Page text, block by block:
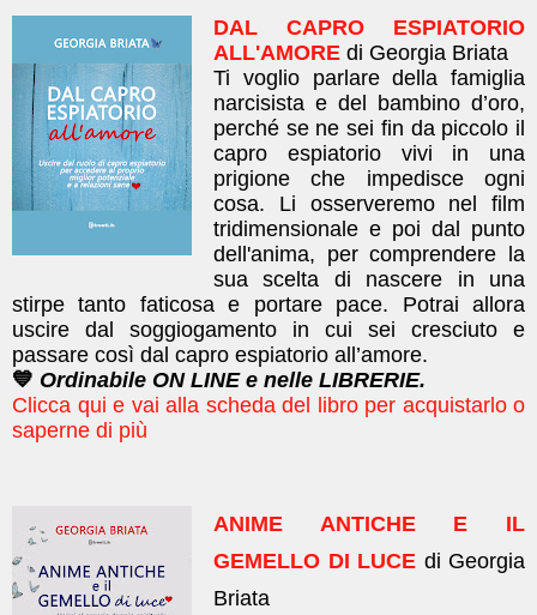
DAL CAPRO ESPIATORIO
ALL'AMORE di Georgia Briata
Ti voglio parlare della famiglia
narcisista e del bambino d’oro,
perché se ne sei fin da piccolo il
capro espiatorio vivi in una
prigione che impedisce ogni
cosa. Li osserveremo nel film
tridimensionale e poi dal punto
dell'anima, per comprendere la
sua scelta di nascere in una
stirpe tanto faticosa e portare pace. Potrai allora
uscire dal soggiogamento in cui sei cresciuto e
passare così dal capro espiatorio all’amore.
💙 Ordinabile ON LINE e nelle LIBRERIE.
Clicca qui e vai alla scheda del libro per acquistarlo o
saperne di più
ANIME ANTICHE E IL
GEMELLO DI LUCE di Georgia
Briata